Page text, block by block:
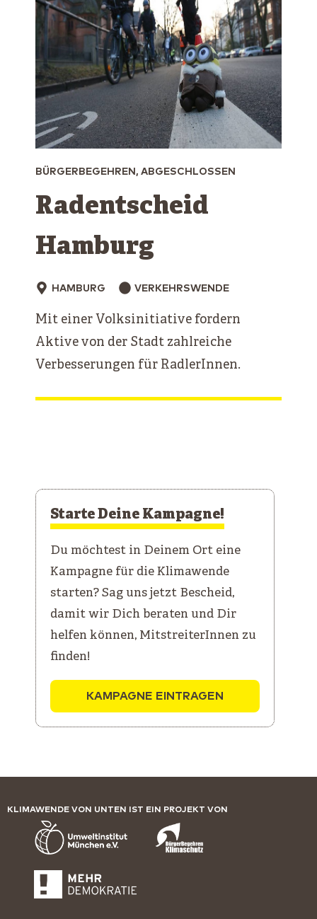
BÜRGERBEGEHREN, ABGESCHLOSSEN
Radentscheid
Hamburg
HAMBURG VERKEHRSWENDE
Mit einer Volksinitiative fordern
Aktive von der Stadt zahlreiche
Verbesserungen für RadlerInnen.
Starte Deine Kampagne!
Du möchtest in Deinem Ort eine
Kampagne für die Klimawende
starten? Sag uns jetzt Bescheid,
damit wir Dich beraten und Dir
helfen können, MitstreiterInnen zu
finden!
KAMPAGNE EINTRAGEN
KLIMAWENDE VON UNTEN IST EIN PROJEKT VON